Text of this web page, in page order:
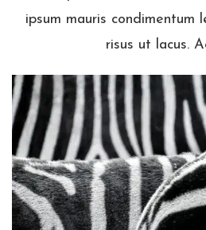
ipsum mauris condimentum
risus ut lacus.
Alles over